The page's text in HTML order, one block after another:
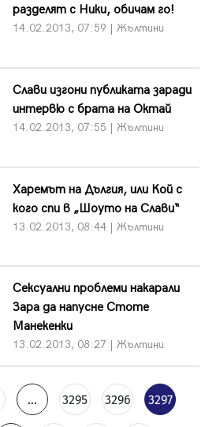
разделят с Ники, обичам го!
14.02.2013, 07:59 | Жълтини
Слави изгони публиката заради
интервю с брата на Октай
14.02.2013, 07:55 | Жълтини
Харемът на Дългия, или Кой с
кого спи в „Шоуто на Слави“
13.02.2013, 08:44 | Жълтини
Сексуални проблеми накарали
Зара да напусне Стоте
Манекенки
13.02.2013, 08:27 | Жълтини
... 3295 3296 3297